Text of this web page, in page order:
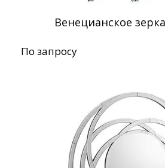
Венецианское
По запросу